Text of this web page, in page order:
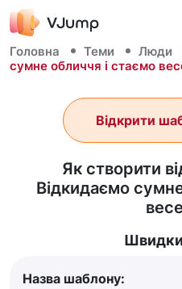
Головна Теми Люди
сумне обличчя і стаємо
Як створити
Відкидаємо
Відкрити
Назва шаблону: